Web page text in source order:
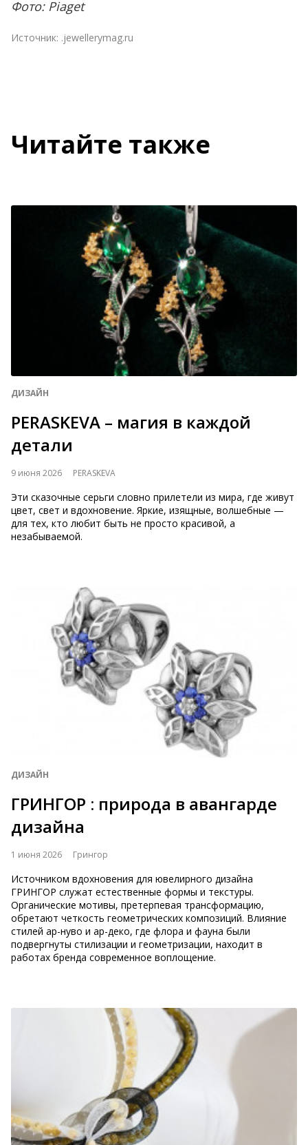
Фото: Piaget
Источник: .jewellerymag.ru
Читайте также
ДИЗАЙН
PERASKEVA – магия в каждой
детали
9 июня 2026 PERASKEVA
Эти сказочные серьги словно прилетели из мира, где живут
цвет, свет и вдохновение. Яркие, изящные, волшебные —
для тех, кто любит быть не просто красивой, а
незабываемой.
ДИЗАЙН
ГРИНГОР : природа в авангарде
дизайна
1 июня 2026 Грингор
Источником вдохновения для ювелирного дизайна
ГРИНГОР служат естественные формы и текстуры.
Органические мотивы, претерпевая трансформацию,
обретают четкость геометрических композиций. Влияние
стилей ар-нуво и ар-деко, где флора и фауна были
подвергнуты стилизации и геометризации, находит в
работах бренда современное воплощение.